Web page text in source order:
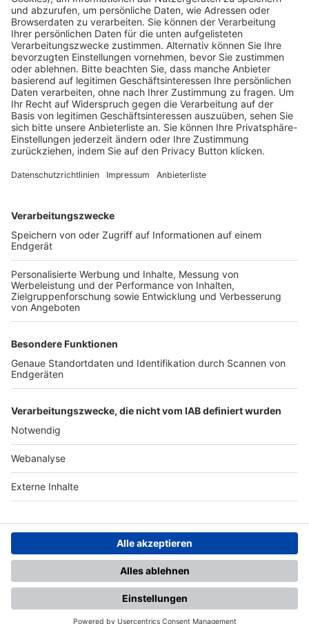
Pässe und Vereinswechsel
Trainerausbildung
Schulungsangebot Vereinsmitarbeiter
BFV-Geschäftsstellen
Trainerbörse
Login SpielPlus
FOLGE DEM BFV
TOP-VEREINE
TOP-PARTNER
Nutzungsbedingungen Datenschutz Impressum